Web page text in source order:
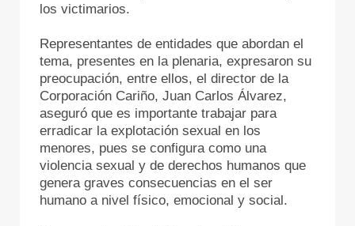
los victimarios.
Representantes de entidades que abordan el
tema, presentes en la plenaria, expresaron su
preocupación, entre ellos, el director de la
Corporación Cariño, Juan Carlos Álvarez,
aseguró que es importante trabajar para
erradicar la explotación sexual en los
menores, pues se configura como una
violencia sexual y de derechos humanos que
genera graves consecuencias en el ser
humano a nivel físico, emocional y social.